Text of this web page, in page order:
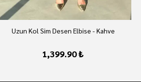
Uzun Kol Sim Desen Elbise - Kahve
1,399.90 ₺